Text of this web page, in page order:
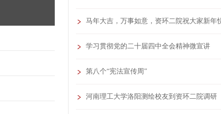
马年大吉，万事如意，资环二院祝大家新年
学习贯彻党的二十届四中全会精神微宣讲
第八个“宪法宣传周”
河南理工大学洛阳测绘校友到资环二院调研